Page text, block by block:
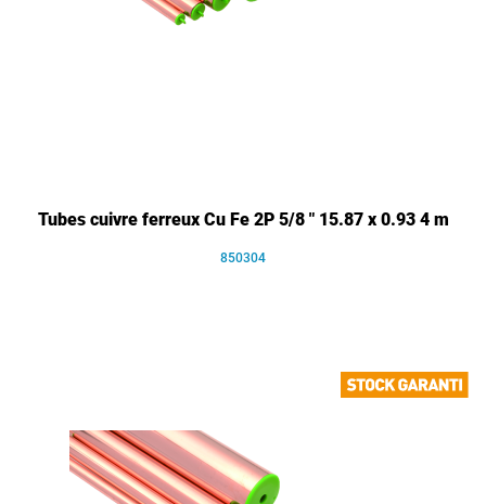
Tubes cuivre ferreux Cu Fe 2P 5/8 " 15.87 x 0.93 4 m
850304